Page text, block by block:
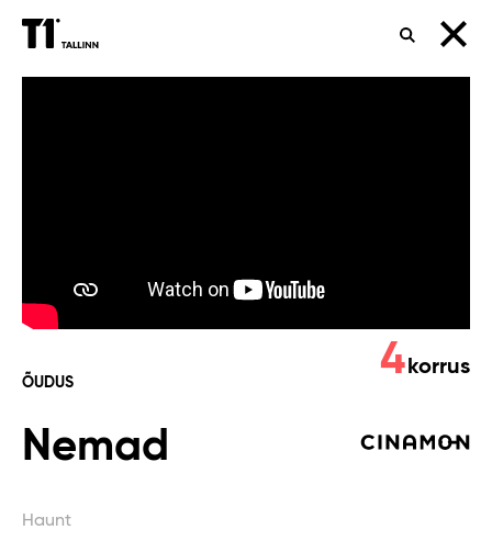
OTSING
ÕUDUS
Nemad
Haunt
4 korrus